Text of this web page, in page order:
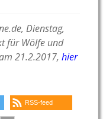
Dienstag,
für Wölfe und
21.2.2017,hier
RSS-feed